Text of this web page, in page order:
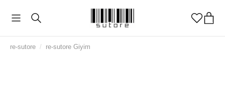
re-sutore / re-sutore Giyim